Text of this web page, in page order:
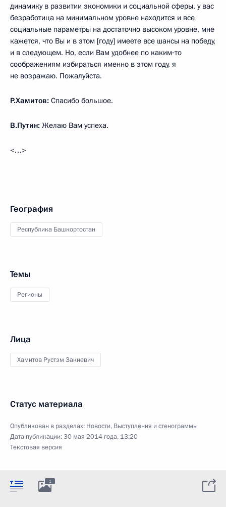
динамику в развитии экономики и социальной сферы, у вас
безработица на минимальном уровне находится и все
социальные параметры на достаточно высоком уровне, мне
кажется, что Вы и в этом [году] имеете все шансы на победу,
и в следующем. Но, если Вам удобнее по каким‑то
соображениям избираться именно в этом году, я
не возражаю. Пожалуйста.
Р.Хамитов: Спасибо большое.
В.Путин: Желаю Вам успеха.
<…>
География
Республика Башкортостан
Темы
Регионы
Лица
Хамитов Рустэм Закиевич
Статус материала
Опубликован в разделах: Новости, Выступления и стенограммы
Дата публикации:30 мая 2014 года, 13:20
Текстовая версия
1